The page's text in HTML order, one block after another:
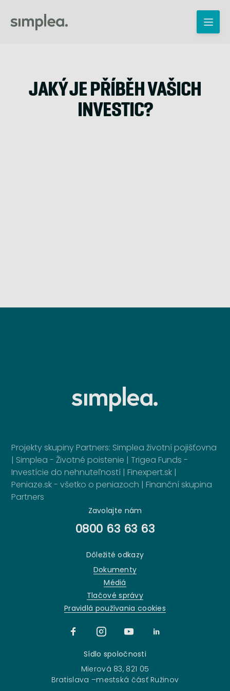
JAKÝ JE PŘÍBĚH VAŠICH
INVESTIC?
Dôležité odkazy
Dokumenty
Médiá
Tlačové správy
Pravidlá používania cookies
Zavolajte nám
0800 63 63 63
Sídlo spoločnosti
Mierová 83, 821 05
Bratislava –mestská čásť Ružinov
Projekty skupiny Partners: Simplea životní pojišťovna
| Simplea - Životné poistenie |Trigea Funds -
Investície do nehnuteľností |Finexpert.sk |
Peniaze.sk - všetko o peniazoch |Finanční skupina
Partners